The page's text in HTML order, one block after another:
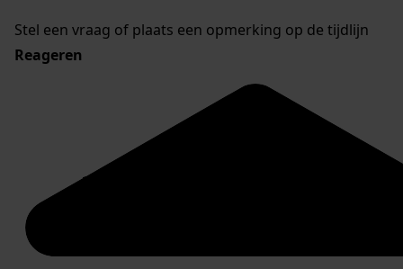
Stel een vraag of plaats een opmerking op de tijdlijn
Reageren